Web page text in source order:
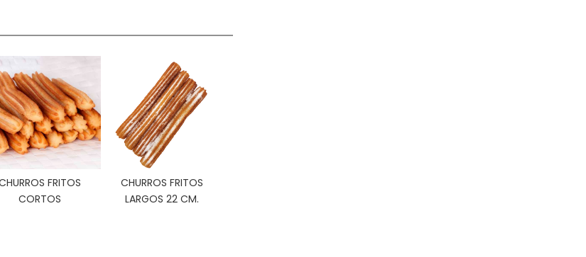
FRITOS
CORTOS
CHURROS FRITOS
LARGOS 22 CM.